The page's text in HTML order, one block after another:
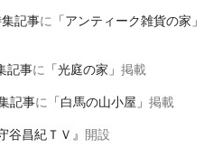
集記事に 「アンティーク雑貨の家」
記事に 「光庭の家」 掲載
記事に 「白馬の山小屋」 掲載
谷昌紀ＴＶ』 開設